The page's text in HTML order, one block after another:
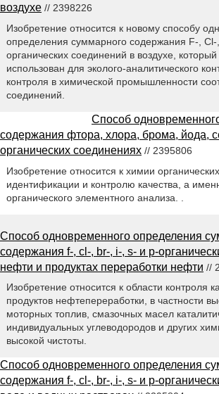
воздухе // 2398226
Изобретение относится к новому способу
определения суммарного содержания F-,
органических соединений в воздухе,
использован для эколого-аналитического
контроля в химической промышленности
соединений.
Способ
содержания фтора, хлора, брома, йода,
органических соединениях // 2395806
Изобретение относится к химии
идентификации и контролю качества, а
органического элементного анализа. .
Способ одновременного определения
содержания f-, cl-, br-, i-, s- и p-
нефти и продуктах переработки нефти //
Изобретение относится к области контроля
продуктов нефтепереработки, в частности
моторных топлив, смазочных масел
индивидуальных углеводородов и других
высокой чистоты.
Способ одновременного определения
содержания f-, cl-, br-, i-, s- и p-